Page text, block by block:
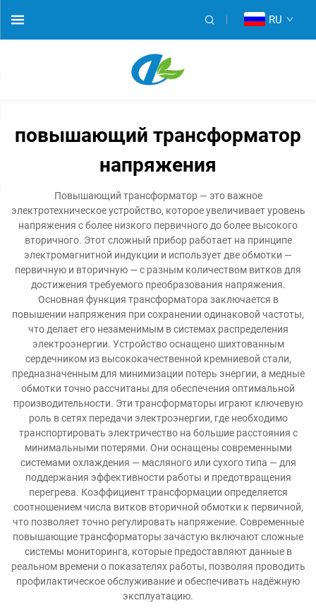
RU
повышающий трансформатор
напряжения
Повышающий трансформатор — это важное
электротехническое устройство, которое увеличивает уровень
напряжения с более низкого первичного до более высокого
вторичного. Этот сложный прибор работает на принципе
электромагнитной индукции и использует две обмотки —
первичную и вторичную — с разным количеством витков для
достижения требуемого преобразования напряжения.
Основная функция трансформатора заключается в
повышении напряжения при сохранении одинаковой частоты,
что делает его незаменимым в системах распределения
электроэнергии. Устройство оснащено шихтованным
сердечником из высококачественной кремниевой стали,
предназначенным для минимизации потерь энергии, а медные
обмотки точно рассчитаны для обеспечения оптимальной
производительности. Эти трансформаторы играют ключевую
роль в сетях передачи электроэнергии, где необходимо
транспортировать электричество на большие расстояния с
минимальными потерями. Они оснащены современными
системами охлаждения — масляного или сухого типа — для
поддержания эффективности работы и предотвращения
перегрева. Коэффициент трансформации определяется
соотношением числа витков вторичной обмотки к первичной,
что позволяет точно регулировать напряжение. Современные
повышающие трансформаторы зачастую включают сложные
системы мониторинга, которые предоставляют данные в
реальном времени о показателях работы, позволяя проводить
профилактическое обслуживание и обеспечивать надёжную
эксплуатацию.